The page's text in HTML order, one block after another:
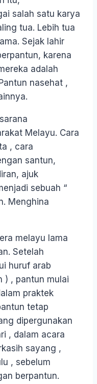
salah satu karya
tua. Lebih tua
Sejak lahir
karena
adalah
nasehat ,
Melayu. Cara
, cara
santun,
ajuk
sebuah “
Menghina
melayu lama
Setelah
huruf arab
) , pantun mulai
praktek
tetap
dipergunakan
, dalam acara
sayang ,
, sebelum
berpantun.